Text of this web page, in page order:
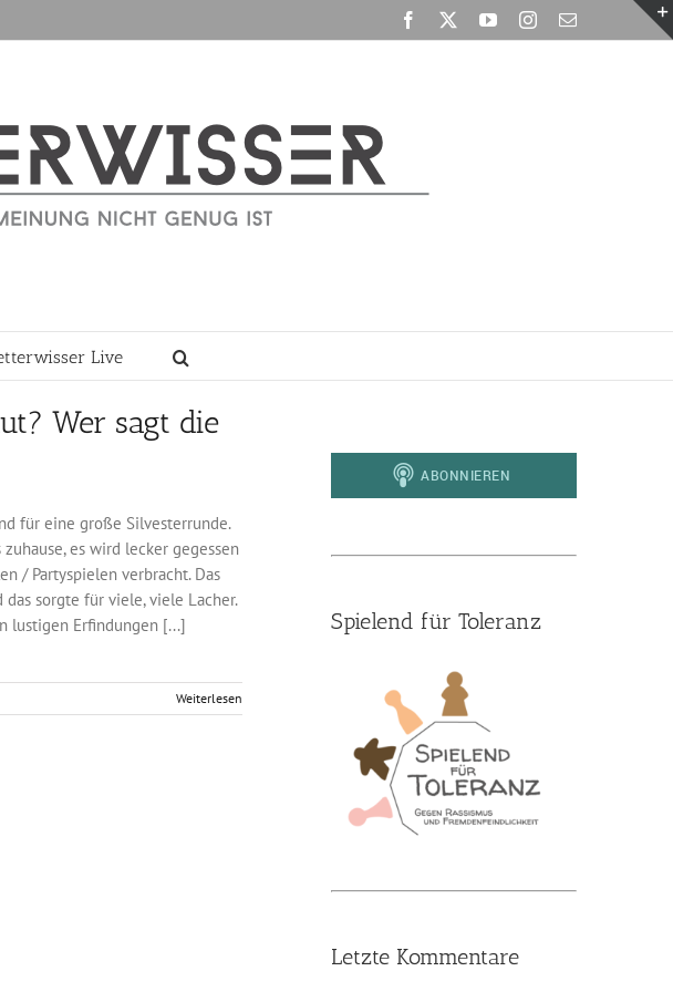
Facebook YouTubeInstagram
E-
Mail
Live
Wer sagt die
für eine große Silvesterrunde.
es wird lecker gegessen
/ Partyspielen verbracht. Das
sorgte für viele, viele Lacher.
lustigen Erfindungen [...]
Weiterlesen
Spielend für Toleranz
Letzte Kommentare